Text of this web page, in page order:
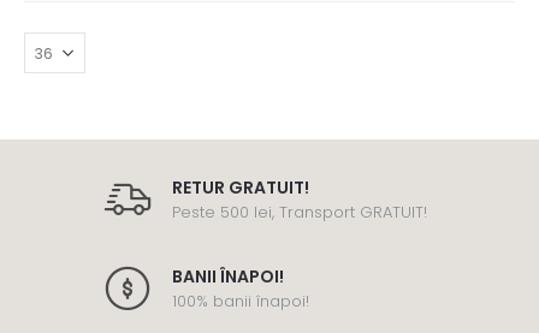
RETUR GRATUIT!
Peste 500 lei, Transport GRATUIT!
BANII ÎNAPOI!
100% banii înapoi!